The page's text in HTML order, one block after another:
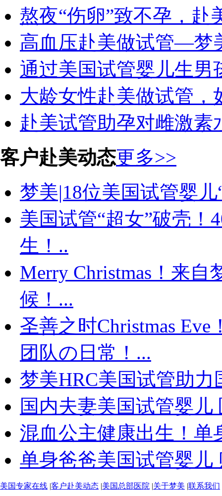
熬夜“伤卵”致不孕，赴
高血压赴美做试管—梦
通过美国试管婴儿生男
大龄女性赴美做试管
赴美试管助孕对雌激素
客户赴美动态更多>>
梦美|18位美国试管婴
美国试管“超女”破壳！
生！..
Merry Christmas！来
候！...
圣善之时Christmas
团队の日常！...
梦美HRC美国试管助
国内夫妻美国试管婴
混血公主健康出生！单
单身爸爸美国试管婴儿
美国专家在线 |客户赴美动态 |美国总部医院 |关于梦美 |联系我们